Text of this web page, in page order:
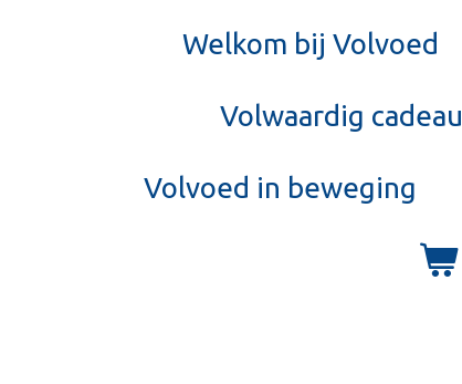
Welkom bij Volvoed
Volwaardig cadeau
Volvoed in beweging